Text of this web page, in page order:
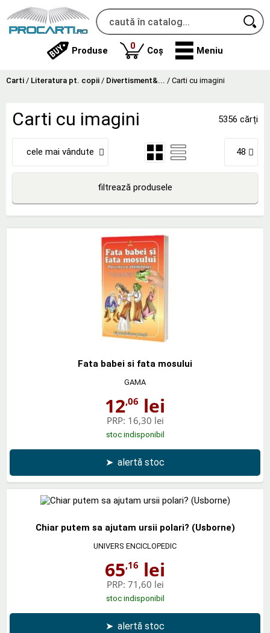
Produse 0produse
Coș Meniu
Carti / Literatura pt. copii / Divertisment&... / Carti cu imagini
Carti cu imagini 5356 cărți
cele mai vândute 48
filtrează produsele
Fata babei si fata mosului
GAMA
12,06 lei
PRP: 16,30 lei
stoc indisponibil
➤ alertă stoc
Chiar putem sa ajutam ursii polari? (Usborne)
UNIVERS ENCICLOPEDIC
65,16 lei
PRP: 71,60 lei
stoc indisponibil
➤ alertă stoc